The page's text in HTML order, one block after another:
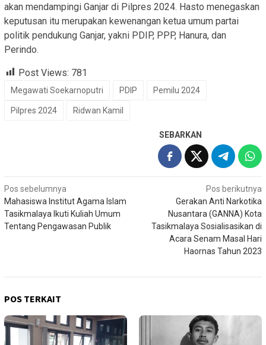
akan mendampingi Ganjar di Pilpres 2024. Hasto menegaskan
keputusan itu merupakan kewenangan ketua umum partai
politik pendukung Ganjar, yakni PDIP, PPP, Hanura, dan
Perindo.
Post Views: 781
Megawati Soekarnoputri PDIP Pemilu 2024
Pilpres 2024 Ridwan Kamil
SEBARKAN
Navigasi
pos
Pos sebelumnya
Mahasiswa Institut Agama Islam
Tasikmalaya Ikuti Kuliah Umum
Tentang Pengawasan Publik
Pos berikutnya
Gerakan Anti Narkotika
Nusantara (GANNA) Kota
Tasikmalaya Sosialisasikan di
Acara Senam Masal Hari
Haornas Tahun 2023
POS TERKAIT